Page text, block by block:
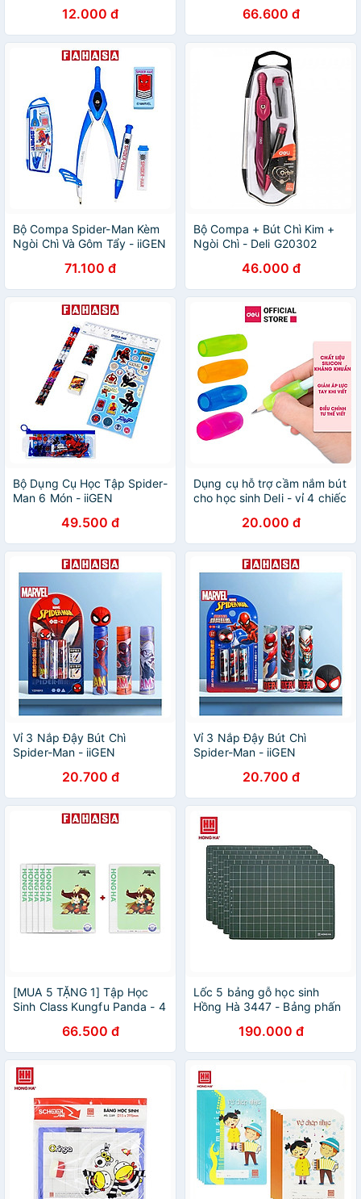
12.000 đ 66.600 đ
Bộ Compa Spider-Man Kèm
Ngòi Chì Và Gôm Tẩy - iiGEN
71.100 đ
Bộ Compa + Bút Chì Kim +
Ngòi Chì - Deli G20302
46.000 đ
Bộ Dụng Cụ Học Tập Spider-
Man 6 Món - iiGEN
49.500 đ
Dụng cụ hỗ trợ cầm nắm bút
cho học sinh Deli - vỉ 4 chiếc
20.000 đ
Vỉ 3 Nắp Đậy Bút Chì
Spider-Man - iiGEN
20.700 đ
Vỉ 3 Nắp Đậy Bút Chì
Spider-Man - iiGEN
20.700 đ
[MUA 5 TẶNG 1] Tập Học
Sinh Class Kungfu Panda - 4
Hồng Hà 0332 - Màu Xanh
Lá
66.500 đ
Lốc 5 bảng gỗ học sinh
Hồng Hà 3447 - Bảng phấn
190.000 đ